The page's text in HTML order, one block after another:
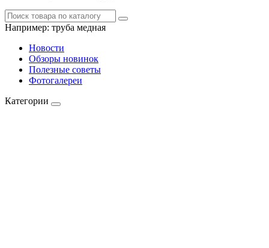
Например: труба медная
Новости
Обзоры новинок
Полезные советы
Фотогалереи
Категории